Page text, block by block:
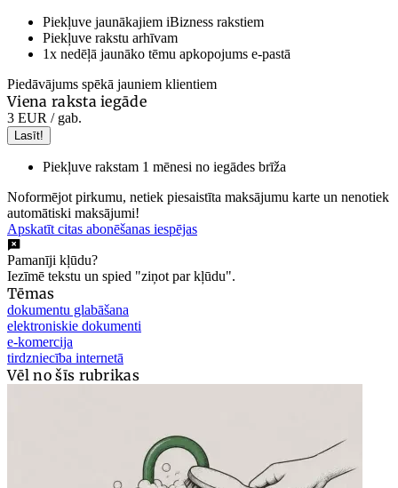
Piekļuve jaunākajiem iBizness rakstiem
Piekļuve rakstu arhīvam
1x nedēļā jaunāko tēmu apkopojums e-pastā
Piedāvājums spēkā jauniem klientiem
Viena raksta iegāde
3 EUR / gab.
Lasīt!
Piekļuve rakstam 1 mēnesi no iegādes brīža
Noformējot pirkumu, netiek piesaistīta maksājumu karte un nenotiek
automātiski maksājumi!
Apskatīt citas abonēšanas iespējas
Pamanīji kļūdu?
Iezīmē tekstu un spied "ziņot par kļūdu".
Tēmas
dokumentu glabāšana
elektroniskie dokumenti
e-komercija
tirdzniecība internetā
Vēl no šīs rubrikas